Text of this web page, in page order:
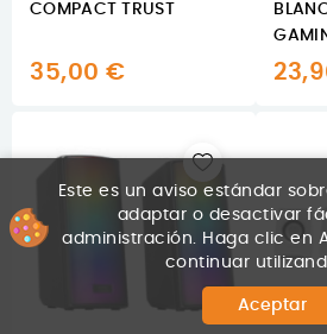
COMPACT TRUST
35,00 €
Este es un aviso estándar
adaptar o desactivar
administración. Haga clic en
continuar
Aceptar